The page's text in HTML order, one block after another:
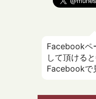
Facebookペ
して頂ける
Facebookで